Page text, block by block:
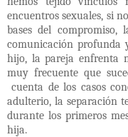
encuentros sexuales, si
bases del compromiso,
comunicación profunda
hijo, la pareja enfrenta
muy frecuente que
cuenta de los casos
adulterio, la separación
durante los primeros
hija.